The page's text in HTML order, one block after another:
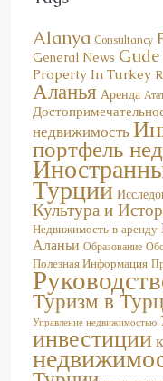
General News
Property In Turkey
Аланья Аренда
недвижимость
портфель
Турции
Культура и
Недвижимость в аренду
Аланьи Образование
Полезная Информация
Туризм в
Управление недвижимостью
инвестиции
Турции турецкая